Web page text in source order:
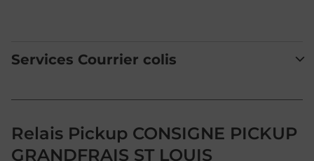
Services Courrier colis
Relais Pickup CONSIGNE PICKUP
GRANDFRAIS ST LOUIS